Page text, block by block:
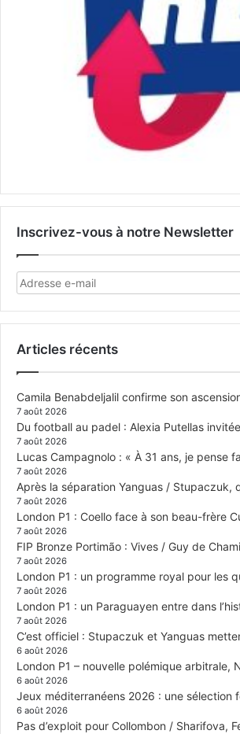
Inscrivez-vous à notre Newsletter
Articles récents
Camila Benabdeljalil confirme son
7 août 2026
Du football au padel : Alexia Putellas
7 août 2026
Lucas Campagnolo : « À 31 ans, je pense
7 août 2026
Après la séparation Yanguas / Stupaczuk,
7 août 2026
London P1 : Coello face à son beau-frère
7 août 2026
FIP Bronze Portimão : Vives / Guy de
7 août 2026
London P1 : un programme royal pour les
7 août 2026
London P1 : un Paraguayen entre dans
7 août 2026
C’est officiel : Stupaczuk et Yanguas
6 août 2026
London P1 – nouvelle polémique arbitrale,
6 août 2026
Jeux méditerranéens 2026 : une sélection
6 août 2026
Pas d’exploit pour Collombon / Sharifova,